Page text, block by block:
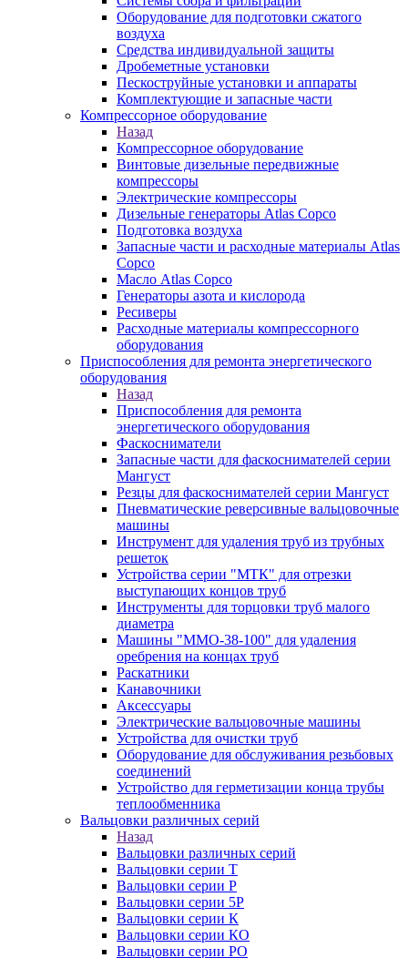
Оборудование для подготовки сжатого
воздуха
Средства индивидуальной защиты
Дробеметные установки
Пескоструйные установки и аппараты
Комплектующие и запасные части
Компрессорное оборудование
Назад
Компрессорное оборудование
Винтовые дизельные передвижные
компрессоры
Электрические компрессоры
Дизельные генераторы Atlas Copco
Подготовка воздуха
Запасные части и расходные материалы Atlas
Copco
Масло Atlas Copco
Генераторы азота и кислорода
Ресиверы
Расходные материалы компрессорного
оборудования
Приспособления для ремонта энергетического
оборудования
Назад
Приспособления для ремонта
энергетического оборудования
Фаскосниматели
Запасные части для фаскоснимателей серии
Мангуст
Резцы для фаскоснимателей серии Мангуст
Пневматические реверсивные вальцовочные
машины
Инструмент для удаления труб из трубных
решеток
Устройства серии "МТК" для отрезки
выступающих концов труб
Инструменты для торцовки труб малого
диаметра
Машины "ММО-38-100" для удаления
оребрения на концах труб
Раскатники
Канавочники
Аксессуары
Электрические вальцовочные машины
Устройства для очистки труб
Оборудование для обслуживания резьбовых
соединений
Устройство для герметизации конца трубы
теплообменника
Вальцовки различных серий
Назад
Вальцовки различных серий
Вальцовки серии Т
Вальцовки серии Р
Вальцовки серии 5Р
Вальцовки серии К
Вальцовки серии КО
Вальцовки серии РО